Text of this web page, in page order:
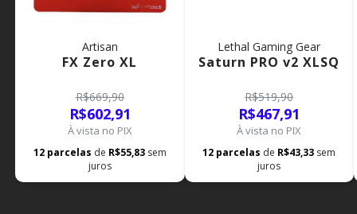
Artisan
FX Zero XL
R$669,90
R$602,91
À vista no PIX
12 parcelas de R$55,83 sem
juros
Lethal Gaming Gear
Saturn PRO v2 XLSQ
R$519,90
R$467,91
À vista no PIX
12 parcelas de R$43,33 sem
juros